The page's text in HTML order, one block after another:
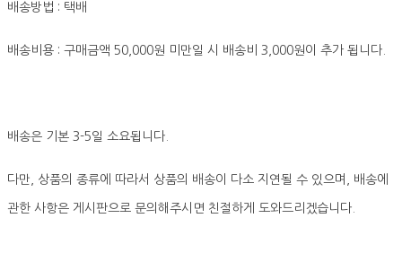
배송방법 : 택배
배송비용 : 구매금액 50,000원 미만일 시 배송비 3,000원이 추가 됩니다.
배송은 기본 3-5일 소요됩니다.
다만, 상품의 종류에 따라서 상품의 배송이 다소 지연될 수 있으며, 배송에
관한 사항은 게시판으로 문의해주시면 친절하게 도와드리겠습니다.